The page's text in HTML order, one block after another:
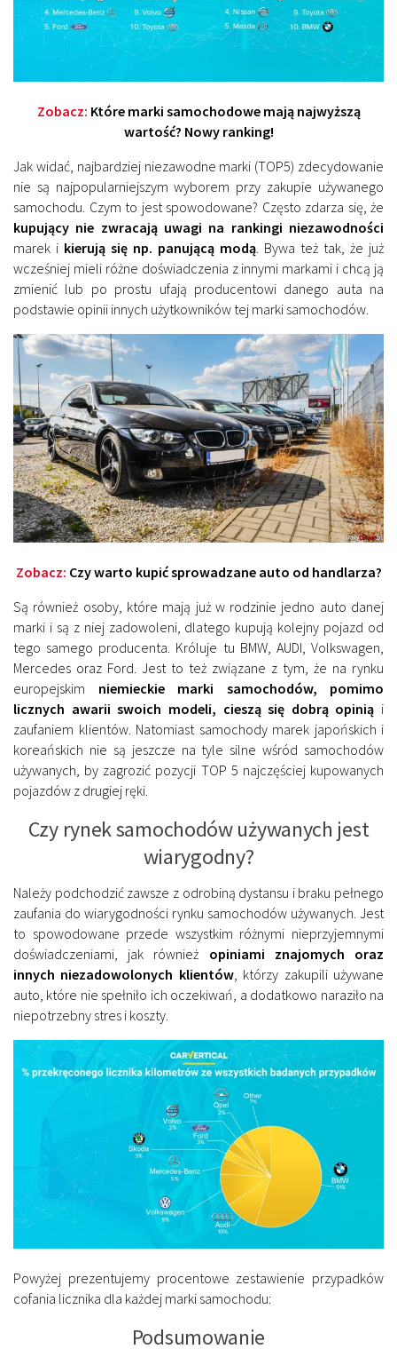
Zobacz: Które marki samochodowe mają najwyższą
wartość? Nowy ranking!
Jak widać, najbardziej niezawodne marki (TOP5) zdecydowanie
nie są najpopularniejszym wyborem przy zakupie używanego
samochodu. Czym to jest spowodowane? Często zdarza się, że
kupujący nie zwracają uwagi na rankingi niezawodności
marek i kierują się np. panującą modą. Bywa też tak, że już
wcześniej mieli różne doświadczenia z innymi markami i chcą ją
zmienić lub po prostu ufają producentowi danego auta na
podstawie opinii innych użytkowników tej marki samochodów.
Zobacz: Czy warto kupić sprowadzane auto od handlarza?
Są również osoby, które mają już w rodzinie jedno auto danej
marki i są z niej zadowoleni, dlatego kupują kolejny pojazd od
tego samego producenta. Króluje tu BMW, AUDI, Volkswagen,
Mercedes oraz Ford. Jest to też związane z tym, że na rynku
europejskim niemieckie marki samochodów, pomimo
licznych awarii swoich modeli, cieszą się dobrą opinią i
zaufaniem klientów. Natomiast samochody marek japońskich i
koreańskich nie są jeszcze na tyle silne wśród samochodów
używanych, by zagrozić pozycji TOP 5 najczęściej kupowanych
pojazdów z drugiej ręki.
Czy rynek samochodów używanych jest
wiarygodny?
Należy podchodzić zawsze z odrobiną dystansu i braku pełnego
zaufania do wiarygodności rynku samochodów używanych. Jest
to spowodowane przede wszystkim różnymi nieprzyjemnymi
doświadczeniami, jak również opiniami znajomych oraz
innych niezadowolonych klientów, którzy zakupili używane
auto, które nie spełniło ich oczekiwań, a dodatkowo naraziło na
niepotrzebny stres i koszty.
Powyżej prezentujemy procentowe zestawienie przypadków
cofania licznika dla każdej marki samochodu:
Podsumowanie